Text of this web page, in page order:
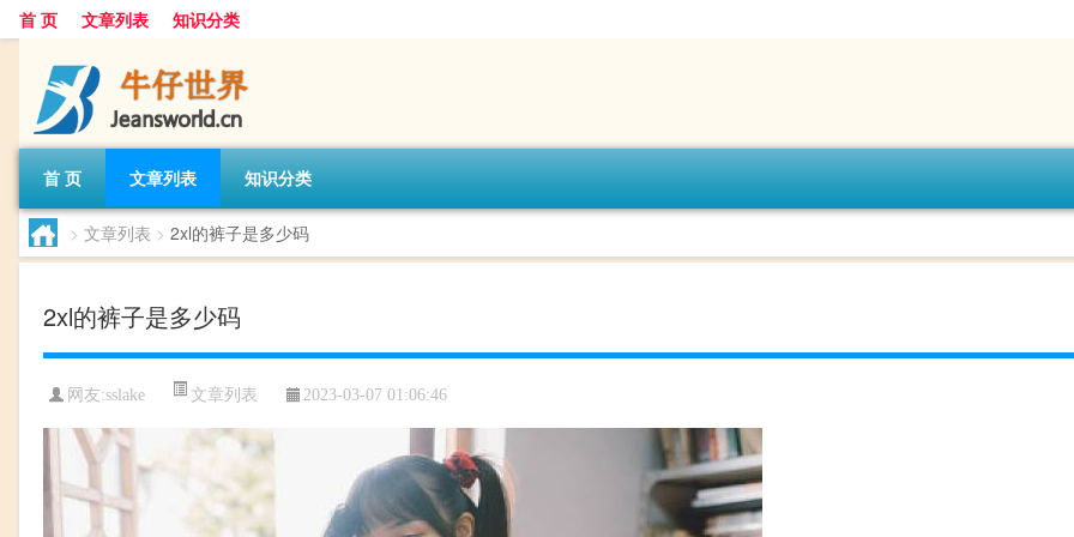
首 页 文章列表 知识分类
首 页 文章列表 知识分类
> 文章列表 > 2xl的裤子是多少码
2xl的裤子是多少码
网友:sslake 文章列表 2023-03-07 01:06:46